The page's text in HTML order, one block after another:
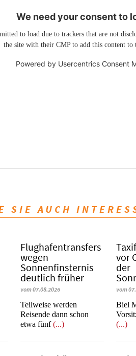
We need your consent to
to load due to trackers that are not
the site with their CMP to add this content to
Powered by Usercentrics Consent
SIE AUCH
Flughafentransfers
wegen
Sonnenfinsternis
deutlich früher
vom 07.08.2026
Teilweise werden
Reisende dann schon
etwa fünf(...)
vor
der
vom
​​​​​​​Biel
(...)